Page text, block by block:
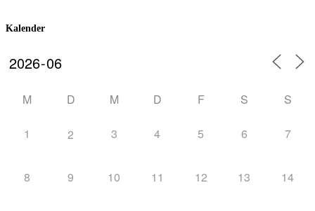
Kalender
M D M D F S S
1 2 3 4 5 6 7
8 9 10 11 12 13 14